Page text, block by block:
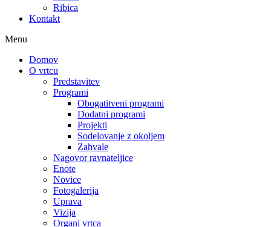
Ribica
Kontakt
Menu
Domov
O vrtcu
Predstavitev
Programi
Obogatitveni programi
Dodatni programi
Projekti
Sodelovanje z okoljem
Zahvale
Nagovor ravnateljice
Enote
Novice
Fotogalerija
Uprava
Vizija
Organi vrtca